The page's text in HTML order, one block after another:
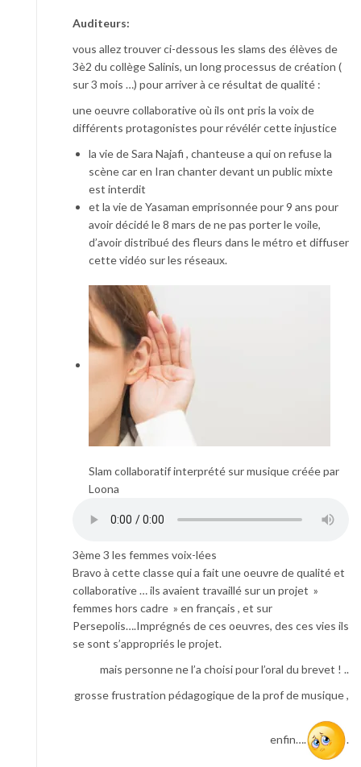
Auditeurs:
vous allez trouver ci-dessous les slams des élèves de
3è2 du collège Salinis, un long processus de création (
sur 3 mois …) pour arriver à ce résultat de qualité :
une oeuvre collaborative où ils ont pris la voix de
différents protagonistes pour révélér cette injustice
la vie de Sara Najafi , chanteuse a qui on refuse la
scène car en Iran chanter devant un public mixte
est interdit
et la vie de Yasaman emprisonnée pour 9 ans pour
avoir décidé le 8 mars de ne pas porter le voile,
d’avoir distribué des fleurs dans le métro et diffuser
cette vidéo sur les réseaux.
Slam collaboratif interprété sur musique créée par
Loona
3ème 3 les femmes voix-lées
Bravo à cette classe qui a fait une oeuvre de qualité et
collaborative … ils avaient travaillé sur un projet »
femmes hors cadre » en français , et sur
Persepolis….Imprégnés de ces oeuvres, des ces vies ils
se sont s’appropriés le projet.
mais personne ne l’a choisi pour l’oral du brevet ! ..
grosse frustration pédagogique de la prof de musique ,
enfin…. .